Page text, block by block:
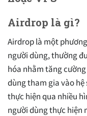
Airdrop là gì?
Airdrop là một
người dùng, thường
hóa nhằm tăng
dùng tham gia vào
thực hiện qua nhiều
người dùng thực hiện